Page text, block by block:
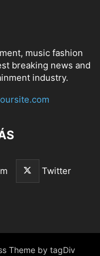
music fashion
breaking news and
industry.
Twitter
Theme by tagDiv